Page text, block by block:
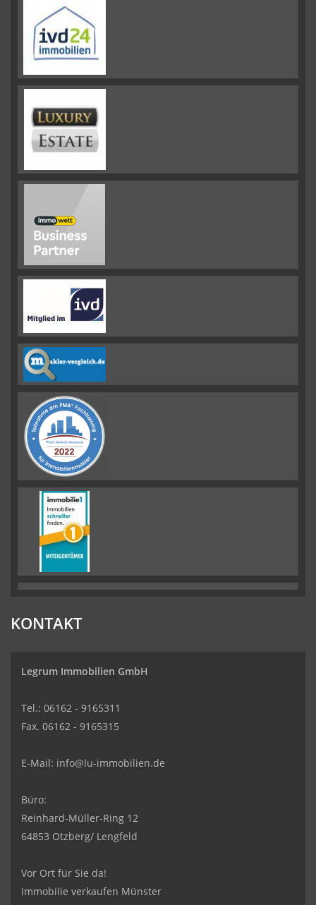
KONTAKT
Legrum Immobilien GmbH
Tel.: 06162 - 9165311
Fax. 06162 - 9165315
E-Mail: info@lu-immobilien.de
Büro:
Reinhard-Müller-Ring 12
64853 Otzberg/ Lengfeld
Vor Ort für Sie da!
Immobilie verkaufen Münster